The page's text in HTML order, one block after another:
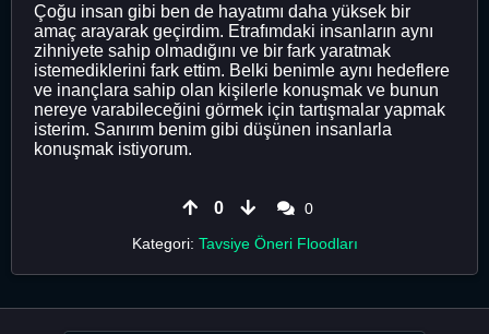
Çoğu insan gibi ben de hayatımı daha yüksek bir
amaç arayarak geçirdim. Etrafımdaki insanların aynı
zihniyete sahip olmadığını ve bir fark yaratmak
istemediklerini fark ettim. Belki benimle aynı hedeflere
ve inançlara sahip olan kişilerle konuşmak ve bunun
nereye varabileceğini görmek için tartışmalar yapmak
isterim. Sanırım benim gibi düşünen insanlarla
konuşmak istiyorum.
0
0
Kategori: Tavsiye Öneri Floodları